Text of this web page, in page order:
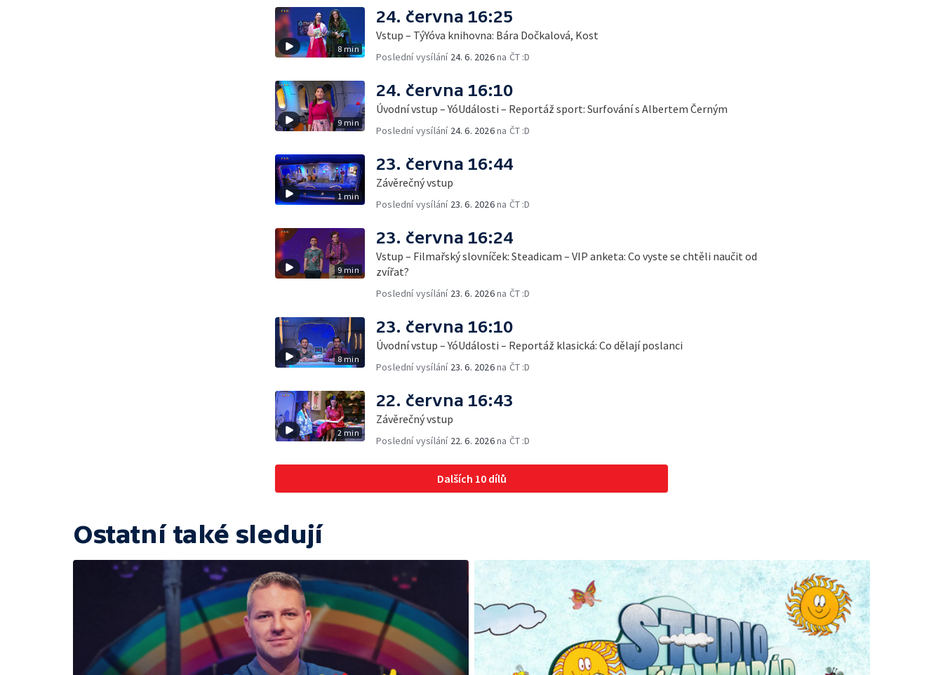
8 min
24. června 16:25
Vstup – TýYóva knihovna: Bára Dočkalová, Kost
Poslední vysílání 24. 6. 2026na ČT :D
9 min
24. června 16:10
Úvodní vstup – YóUdálosti – Reportáž sport: Surfování s Albertem Černým
Poslední vysílání 24. 6. 2026na ČT :D
1 min
23. června 16:44
Závěrečný vstup
Poslední vysílání 23. 6. 2026na ČT :D
9 min
23. června 16:24
Vstup – Filmařský slovníček: Steadicam – VIP anketa: Co vyste se chtěli naučit od
zvířat?
Poslední vysílání 23. 6. 2026na ČT :D
8 min
23. června 16:10
Úvodní vstup – YóUdálosti – Reportáž klasická: Co dělají poslanci
Poslední vysílání 23. 6. 2026na ČT :D
2 min
22. června 16:43
Závěrečný vstup
Poslední vysílání 22. 6. 2026na ČT :D
Dalších 10 dílů
Ostatní také sledují